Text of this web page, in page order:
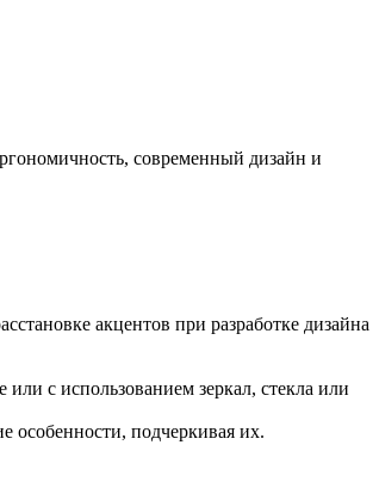
современный дизайн и
акцентов при разработке дизайна
с использованием зеркал, стекла или
особенности, подчеркивая их.